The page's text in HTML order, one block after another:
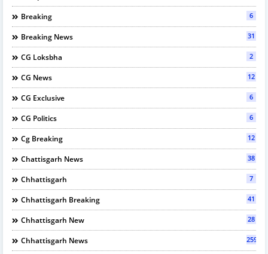
Breaking
6
Breaking News 31
CG Loksbha 2
CG News 12
CG Exclusive 6
CG Politics 6
Cg Breaking 12
Chattisgarh News 38
Chhattisgarh 7
Chhattisgarh Breaking 41
Chhattisgarh New 28
Chhattisgarh News 2595